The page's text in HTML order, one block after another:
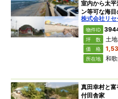
室内から太
ン等可な海目
株式会社リ
物件ID
坪 数 土
価 格
所在地 和
真田幸村と
付田舎家